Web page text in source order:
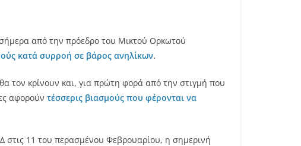
από την πρόεδρο του Μικτού Ορκωτού
κατά συρροή σε βάρος ανηλίκων.
τον κρίνουν και, για πρώτη φορά από την στιγμή που
αφορούν τέσσερις βιασμούς που φέρονται να
11 του περασμένου Φεβρουαρίου, η σημερινή